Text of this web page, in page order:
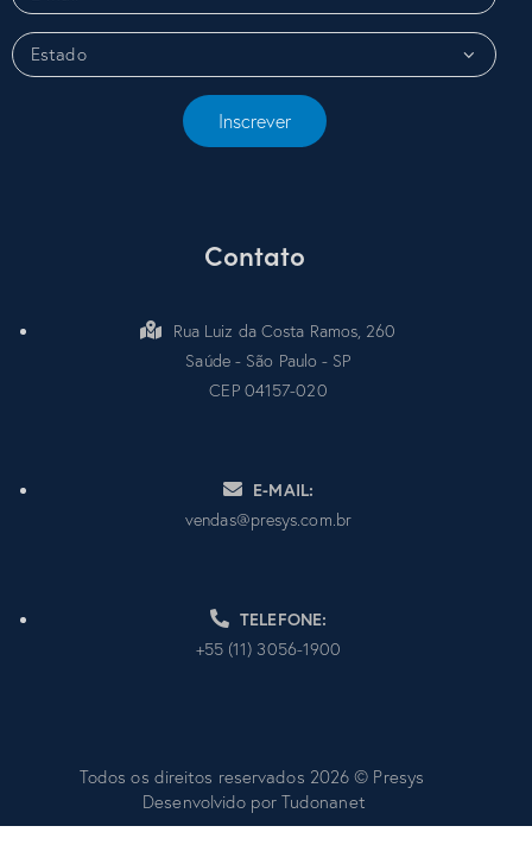
Inscrever
Contato
Rua Luiz da Costa Ramos, 260
Saúde - São Paulo - SP
CEP 04157-020
E-MAIL:
vendas@presys.com.br
TELEFONE:
+55 (11) 3056-1900
Todos os direitos reservados 2026 © Presys
Desenvolvido por Tudonanet